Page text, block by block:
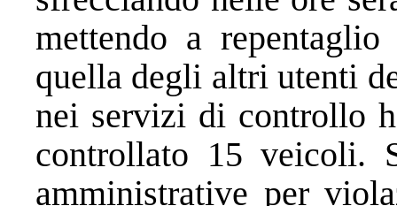
mettendo a
quella degli altri utenti
nei servizi di controllo
controllato 15 veicoli.
amministrative per